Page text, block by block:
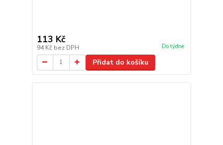
113 Kč
94 Kč bez DPH Do týdne
Přidat do košíku